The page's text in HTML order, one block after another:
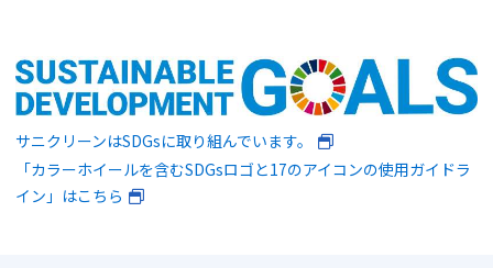
サニクリーンはSDGsに取り組んでいます。
「カラーホイールを含むSDGsロゴと17のアイコンの使用ガイドラ
イン」はこちら